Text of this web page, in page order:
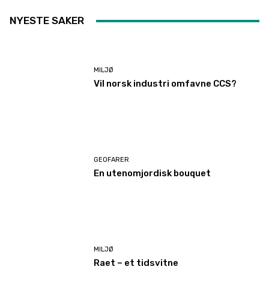
NYESTE SAKER
MILJØ
Vil norsk industri omfavne CCS?
GEOFARER
En utenomjordisk bouquet
MILJØ
Raet – et tidsvitne